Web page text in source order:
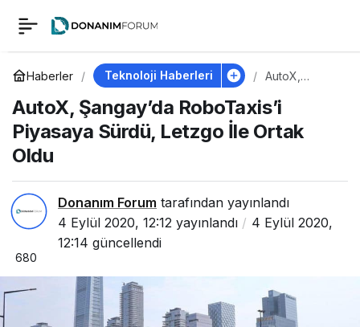
Haberler Teknoloji Haberleri
AutoX,
RoboTaxis’i
Piyasaya
Sürdü, Letzgo
AutoX, Şangay’da RoboTaxis’i
Piyasaya Sürdü, Letzgo İle Ortak
Oldu
Donanım Forum tarafından yayınlandı
4 Eylül 2020, 12:12 yayınlandı
4 Eylül 2020,
12:14 güncellendi
680
AutoX, Şangay’da
RoboTaxis’i Piyasaya
Sürdü, Letzgo İle
Ortak Oldu